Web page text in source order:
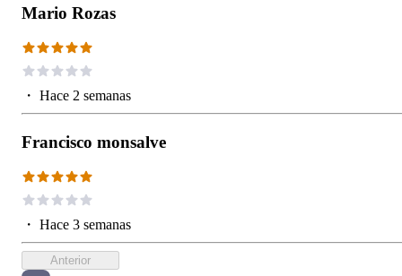
Mario Rozas
・ Hace 2 semanas
Francisco monsalve
・ Hace 3 semanas
Anterior